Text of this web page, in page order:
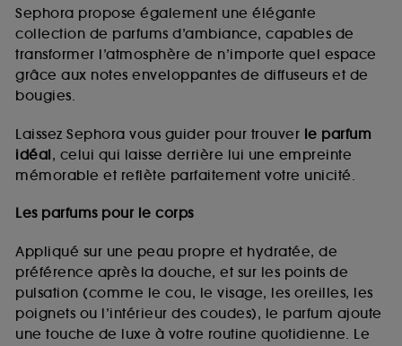
Sephora propose également une élégante
collection de parfums d’ambiance, capables de
transformer l’atmosphère de n’importe quel espace
grâce aux notes enveloppantes de diffuseurs et de
bougies.
Laissez Sephora vous guider pour trouver le parfum
idéal, celui qui laisse derrière lui une empreinte
mémorable et reflète parfaitement votre unicité.
Les parfums pour le corps
Appliqué sur une peau propre et hydratée, de
préférence après la douche, et sur les points de
pulsation (comme le cou, le visage, les oreilles, les
poignets ou l’intérieur des coudes), le parfum ajoute
une touche de luxe à votre routine quotidienne. Le
de vous plaire via des publicités, y compris sur des
sites tiers et sur les réseaux sociaux, sur la base
des pages que vous avez consultées, de votre
navigation, et de l'historique de vos interactions.
d’en améliorer la performance.
Cookies de sécurisation des paiements en ligne :
fraudes aux moyens de paiement et les
usurpations d’identité.
Cookies fonctionnels :il s’agit de cookies
permettant l’affichage et/ou la fourniture de
certaines fonctionnalités du site, tel que les
cookies d’authentification qui sont utilisés afin de
vous faire bénéficier de l’authentification